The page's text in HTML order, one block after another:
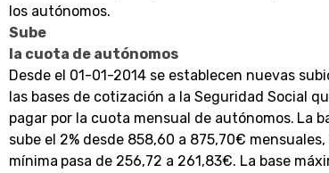
los autónomos.
Sube
la cuota de autónomos
Desde el 01-01-2014 se establecen nuevas
las bases de cotización a la Seguridad Social
pagar por la cuota mensual de autónomos. La
sube el 2% desde 858,60 a 875,70€
mínima pasa de 256,72 a 261,83€. La base